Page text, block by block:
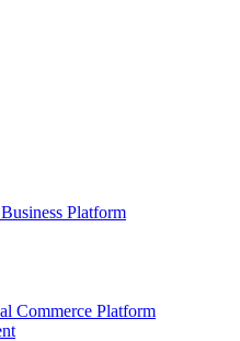
Platform
Commerce Platform